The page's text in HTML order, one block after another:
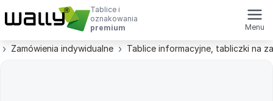
Tablice i
oznakowania
premium
Menu
Zamówienia indywidualne Tablice informacyjne, tabliczki na